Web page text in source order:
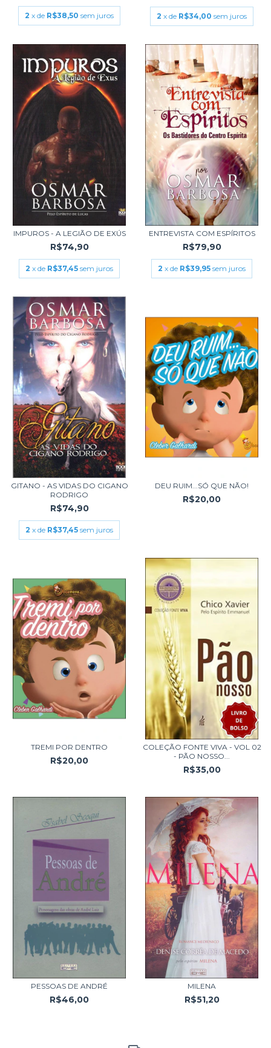
2 x de R$38,50 sem juros 2 x de R$34,00 sem juros
IMPUROS - A LEGIÃO DE EXÚS
R$74,90
2 x de R$37,45 sem juros
ENTREVISTA COM ESPÍRITOS
R$79,90
2 x de R$39,95 sem juros
GITANO - AS VIDAS DO CIGANO
RODRIGO
R$74,90
2 x de R$37,45 sem juros
DEU RUIM...SÓ QUE NÃO!
R$20,00
TREMI POR DENTRO
R$20,00
COLEÇÃO FONTE VIVA - VOL 02
- PÃO NOSSO...
R$35,00
PESSOAS DE ANDRÉ
R$46,00
MILENA
R$51,20